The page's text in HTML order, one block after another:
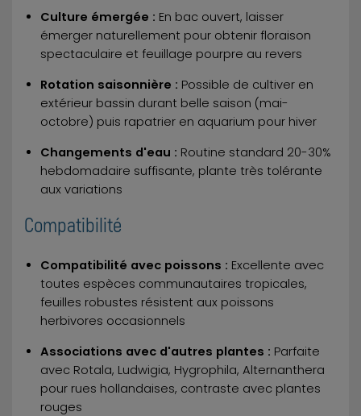
Culture émergée : En bac ouvert, laisser
émerger naturellement pour obtenir floraison
spectaculaire et feuillage pourpre au revers
Rotation saisonnière : Possible de cultiver en
extérieur bassin durant belle saison (mai-
octobre) puis rapatrier en aquarium pour hiver
Changements d'eau : Routine standard 20-30%
hebdomadaire suffisante, plante très tolérante
aux variations
Compatibilité
Compatibilité avec poissons : Excellente avec
toutes espèces communautaires tropicales,
feuilles robustes résistent aux poissons
herbivores occasionnels
Associations avec d'autres plantes : Parfaite
avec Rotala, Ludwigia, Hygrophila, Alternanthera
pour rues hollandaises, contraste avec plantes
rouges